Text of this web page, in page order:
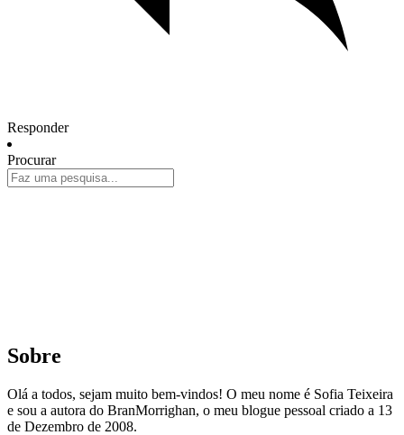
Responder
Procurar
Sobre
Olá a todos, sejam muito bem-vindos! O meu nome é Sofia Teixeira
e sou a autora do BranMorrighan, o meu blogue pessoal criado a 13
de Dezembro de 2008.